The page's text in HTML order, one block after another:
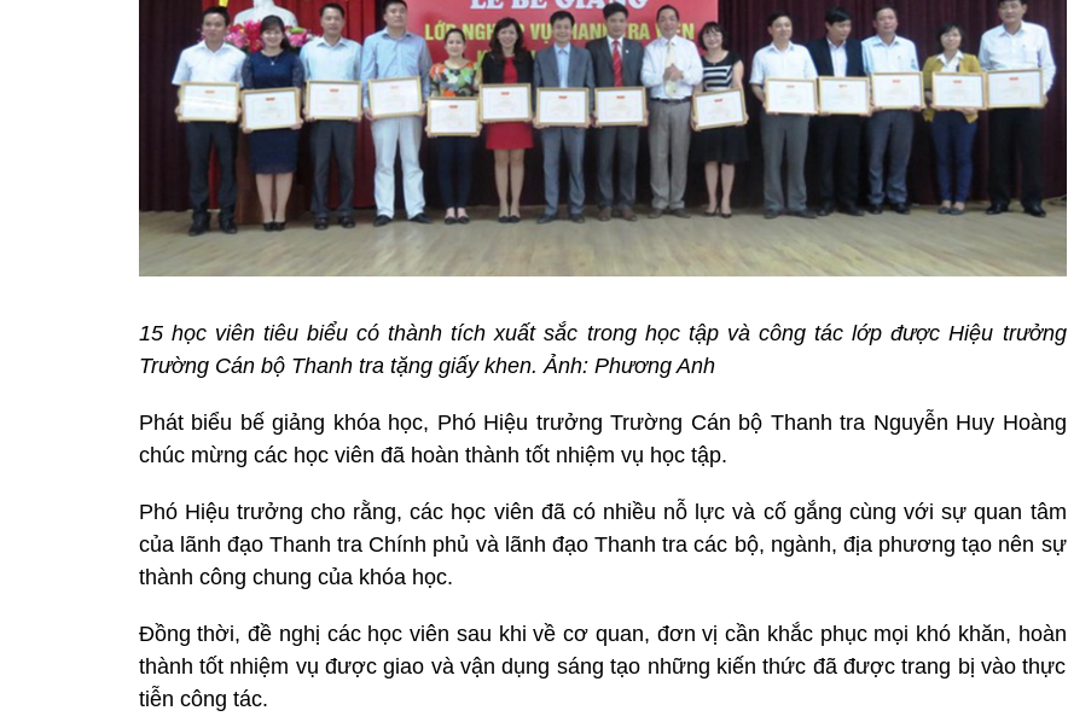
15 học viên tiêu biểu có thành tích xuất sắc trong học tập và công tác lớp được Hiệu trưởng
Trường Cán bộ Thanh tra tặng giấy khen. Ảnh: Phương Anh
Phát biểu bế giảng khóa học, Phó Hiệu trưởng Trường Cán bộ Thanh tra Nguyễn Huy Hoàng
chúc mừng các học viên đã hoàn thành tốt nhiệm vụ học tập.
Phó Hiệu trưởng cho rằng, các học viên đã có nhiều nỗ lực và cố gắng cùng với sự quan tâm
của lãnh đạo Thanh tra Chính phủ và lãnh đạo Thanh tra các bộ, ngành, địa phương tạo nên sự
thành công chung của khóa học.
Đồng thời, đề nghị các học viên sau khi về cơ quan, đơn vị cần khắc phục mọi khó khăn, hoàn
thành tốt nhiệm vụ được giao và vận dụng sáng tạo những kiến thức đã được trang bị vào thực
tiễn công tác.